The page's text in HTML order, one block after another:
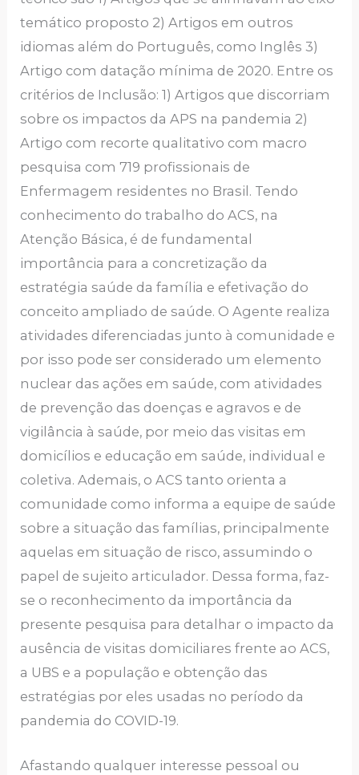
temático proposto 2) Artigos em outros
idiomas além do Português, como Inglês 3)
Artigo com datação mínima de 2020. Entre os
critérios de Inclusão: 1) Artigos que discorriam
sobre os impactos da APS na pandemia 2)
Artigo com recorte qualitativo com macro
pesquisa com 719 profissionais de
Enfermagem residentes no Brasil. Tendo
conhecimento do trabalho do ACS, na
Atenção Básica, é de fundamental
importância para a concretização da
estratégia saúde da família e efetivação do
conceito ampliado de saúde. O Agente realiza
atividades diferenciadas junto à comunidade e
por isso pode ser considerado um elemento
nuclear das ações em saúde, com atividades
de prevenção das doenças e agravos e de
vigilância à saúde, por meio das visitas em
domicílios e educação em saúde, individual e
coletiva. Ademais, o ACS tanto orienta a
comunidade como informa a equipe de saúde
sobre a situação das famílias, principalmente
aquelas em situação de risco, assumindo o
papel de sujeito articulador. Dessa forma, faz-
se o reconhecimento da importância da
presente pesquisa para detalhar o impacto da
ausência de visitas domiciliares frente ao ACS,
a UBS e a população e obtenção das
estratégias por eles usadas no período da
pandemia do COVID-19.
Afastando qualquer interesse pessoal ou